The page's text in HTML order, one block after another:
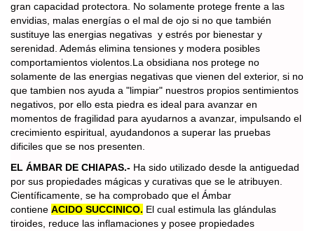
gran capacidad protectora. No solamente protege frente a las
envidias, malas energías o el mal de ojo si no que también
sustituye las energias negativas y estrés por bienestar y
serenidad. Además elimina tensiones y modera posibles
comportamientos violentos.La obsidiana nos protege no
solamente de las energias negativas que vienen del exterior, si no
que tambien nos ayuda a "limpiar" nuestros propios sentimientos
negativos, por ello esta piedra es ideal para avanzar en
momentos de fragilidad para ayudarnos a avanzar, impulsando el
crecimiento espiritual, ayudandonos a superar las pruebas
dificiles que se nos presenten.
EL ÁMBAR DE CHIAPAS.- Ha sido utilizado desde la antiguedad
por sus propiedades mágicas y curativas que se le atribuyen.
Científicamente, se ha comprobado que el Ámbar
contiene ACIDO SUCCINICO. El cual estimula las glándulas
tiroides, reduce las inflamaciones y posee propiedades